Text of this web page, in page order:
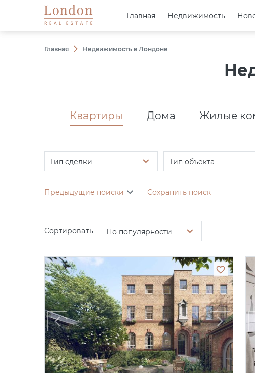
Главная Недвижимость
Главная Недвижимость
Главная Недвижимость в Лондоне
Квартиры Дома Жилые
Тип сделки Тип объекта
Предыдущие поиски Сохранить поиск
Сортировать По популярности